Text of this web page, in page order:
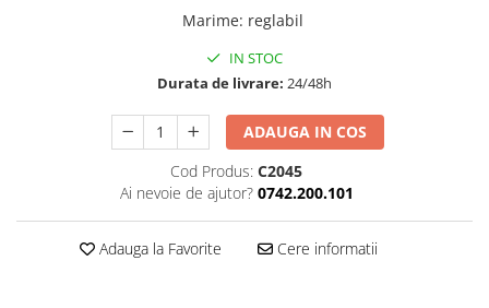
Marime: reglabil
IN STOC
Durata de livrare: 24/48h
ADAUGA IN COS
Cod Produs: C2045
Ai nevoie de ajutor? 0742.200.101
Adauga la Favorite Cere informatii